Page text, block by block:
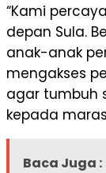
“Kami
depan Sula.
anak-anak
mengakses
agar tumbuh
kepada
Baca Juga :